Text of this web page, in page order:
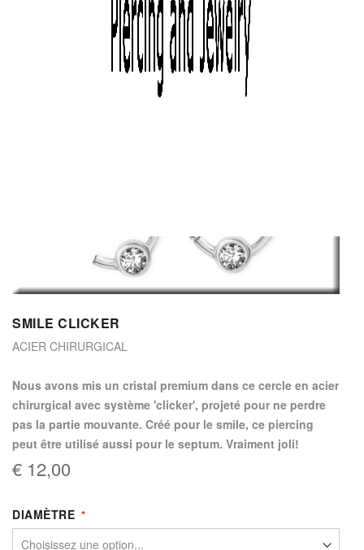
SMILE CLICKER
ACIER CHIRURGICAL
Nous avons mis un cristal premium dans ce cercle en acier
chirurgical avec système 'clicker', projeté pour ne perdre
pas la partie mouvante. Créé pour le smile, ce piercing
peut être utilisé aussi pour le septum. Vraiment joli!
€ 12,00
DIAMÈTRE